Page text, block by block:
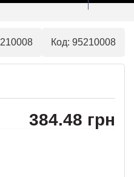
Код: 95210008
384.48 грн